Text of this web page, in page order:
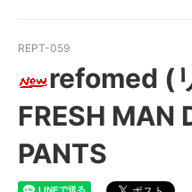
REPT-059
refomed (
FRESH MAN
PANTS